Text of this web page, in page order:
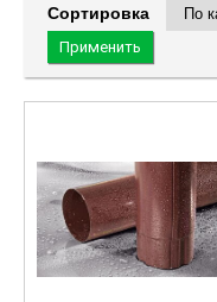
Сортировка